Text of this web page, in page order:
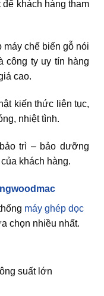
khách hàng tham
máy chế biến gỗ nói
công ty uy tín hàng
cao.
kiến thức liên tục,
nhiệt tình.
trì – bảo dưỡng
khách hàng.
máy ghép dọc
chọn nhiều nhất.
suất lớn